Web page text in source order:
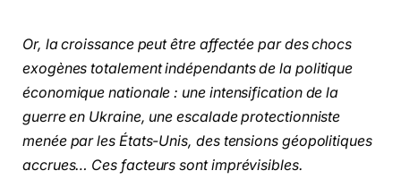
Or, la croissance peut être affectée par des chocs
exogènes totalement indépendants de la politique
économique nationale : une intensification de la
guerre en Ukraine, une escalade protectionniste
menée par les États-Unis, des tensions géopolitiques
accrues… Ces facteurs sont imprévisibles.